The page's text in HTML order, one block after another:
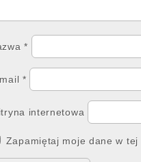
*
*
internetowa
Zapamiętaj moje dane w